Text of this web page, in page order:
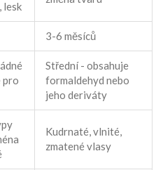
lesk
3-6 měsíců
pro
Střední - obsahuje
formaldehyd nebo
jeho deriváty
Kudrnaté, vlnité,
zmatené vlasy